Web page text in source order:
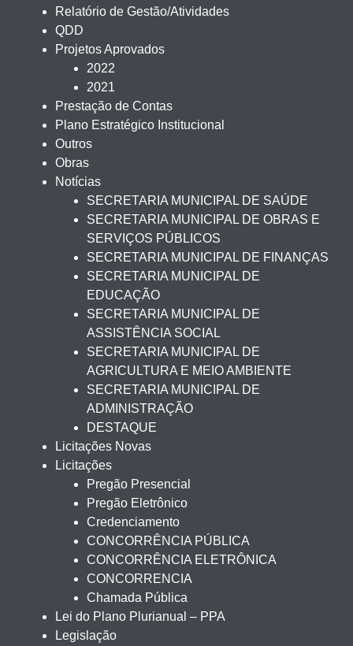
Relatório de Gestão/Atividades
QDD
Projetos Aprovados
2022
2021
Prestação de Contas
Plano Estratégico Institucional
Outros
Obras
Notícias
SECRETARIA MUNICIPAL DE SAÚDE
SECRETARIA MUNICIPAL DE OBRAS E
SERVIÇOS PÚBLICOS
SECRETARIA MUNICIPAL DE FINANÇAS
SECRETARIA MUNICIPAL DE
EDUCAÇÃO
SECRETARIA MUNICIPAL DE
ASSISTÊNCIA SOCIAL
SECRETARIA MUNICIPAL DE
AGRICULTURA E MEIO AMBIENTE
SECRETARIA MUNICIPAL DE
ADMINISTRAÇÃO
DESTAQUE
Licitações Novas
Licitações
Pregão Presencial
Pregão Eletrônico
Credenciamento
CONCORRÊNCIA PÚBLICA
CONCORRÊNCIA ELETRÔNICA
CONCORRENCIA
Chamada Pública
Lei do Plano Plurianual – PPA
Legislação